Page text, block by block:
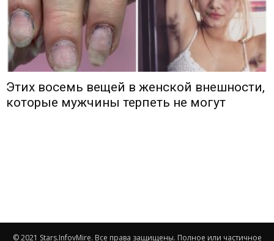
Этих восемь вещей в женской внешности,
которые мужчины терпеть не могут
© 2021 Stars.InfovMire. Все права защищены. Полное или частичное